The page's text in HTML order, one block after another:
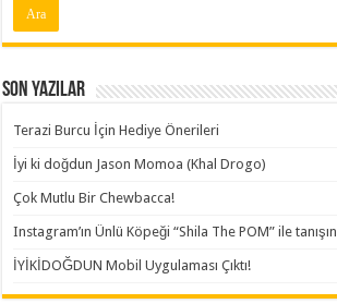
Son Yazılar
Terazi Burcu İçin Hediye Önerileri
İyi ki doğdun Jason Momoa (Khal Drogo)
Çok Mutlu Bir Chewbacca!
Instagram’ın Ünlü Köpeği “Shila The POM” ile tanışın
İYİKİDOĞDUN Mobil Uygulaması Çıktı!